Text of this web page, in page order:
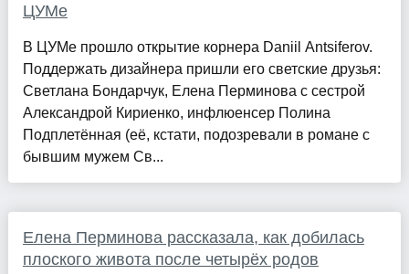
ЦУМе
В ЦУМе прошло открытие корнера Daniil Antsiferov.
Поддержать дизайнера пришли его светские друзья:
Светлана Бондарчук, Елена Перминова с сестрой
Александрой Кириенко, инфлюенсер Полина
Подплетённая (её, кстати, подозревали в романе с
бывшим мужем Св...
Елена Перминова рассказала, как добилась
плоского живота после четырёх родов